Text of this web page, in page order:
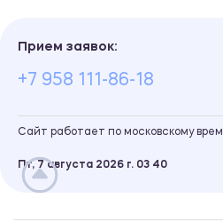
Прием заявок:
+7 958 111-86-18
Сайт работает по московскому
Пт, 7 августа 2026 г. 03 40